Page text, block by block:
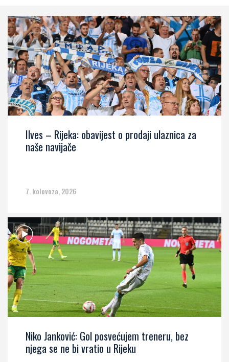
Ilves – Rijeka: obavijest o prodaji ulaznica za
naše navijače
7. kolovoza, 2026
Niko Janković: Gol posvećujem treneru, bez
njega se ne bi vratio u Rijeku